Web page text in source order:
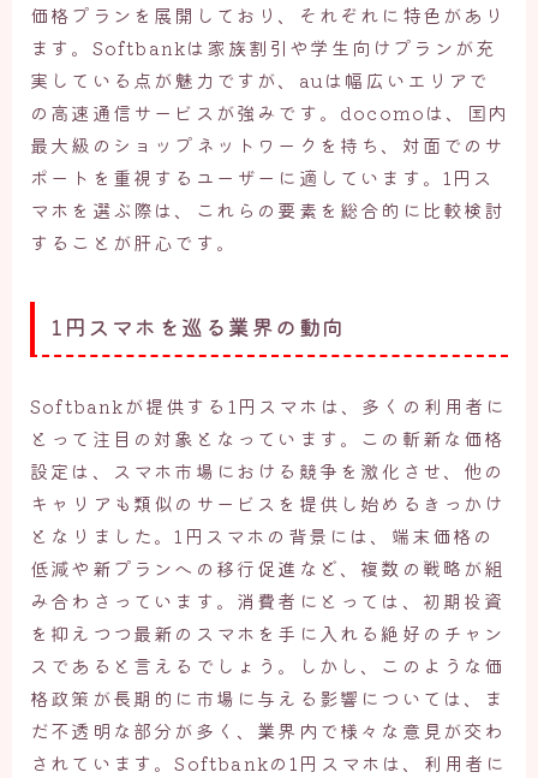
価格プランを展開しており、それぞれに特色があり
ます。Softbankは家族割引や学生向けプランが充
実している点が魅力ですが、auは幅広いエリアで
の高速通信サービスが強みです。docomoは、国内
最大級のショップネットワークを持ち、対面でのサ
ポートを重視するユーザーに適しています。1円ス
マホを選ぶ際は、これらの要素を総合的に比較検討
することが肝心です。
1円スマホを巡る業界の動向
Softbankが提供する1円スマホは、多くの利用者に
とって注目の対象となっています。この斬新な価格
設定は、スマホ市場における競争を激化させ、他の
キャリアも類似のサービスを提供し始めるきっかけ
となりました。1円スマホの背景には、端末価格の
低減や新プランへの移行促進など、複数の戦略が組
み合わさっています。消費者にとっては、初期投資
を抑えつつ最新のスマホを手に入れる絶好のチャン
スであると言えるでしょう。しかし、このような価
格政策が長期的に市場に与える影響については、ま
だ不透明な部分が多く、業界内で様々な意見が交わ
されています。Softbankの1円スマホは、利用者に